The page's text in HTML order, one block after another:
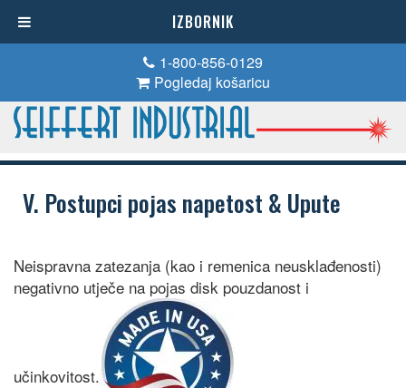
1-800-856-0129
Pogledaj košaricu
V. Postupci pojas napetost & Upute
Neispravna zatezanja (kao i remenica neusklađenosti)
negativno utječe na pojas disk pouzdanost i
učinkovitost.
IZBORNIK